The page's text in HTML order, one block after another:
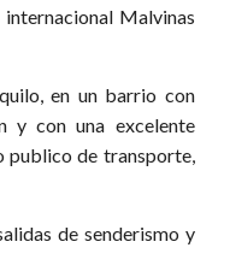
Malvinas
en un barrio con
y con una excelente
publico de transporte,
de senderismo y